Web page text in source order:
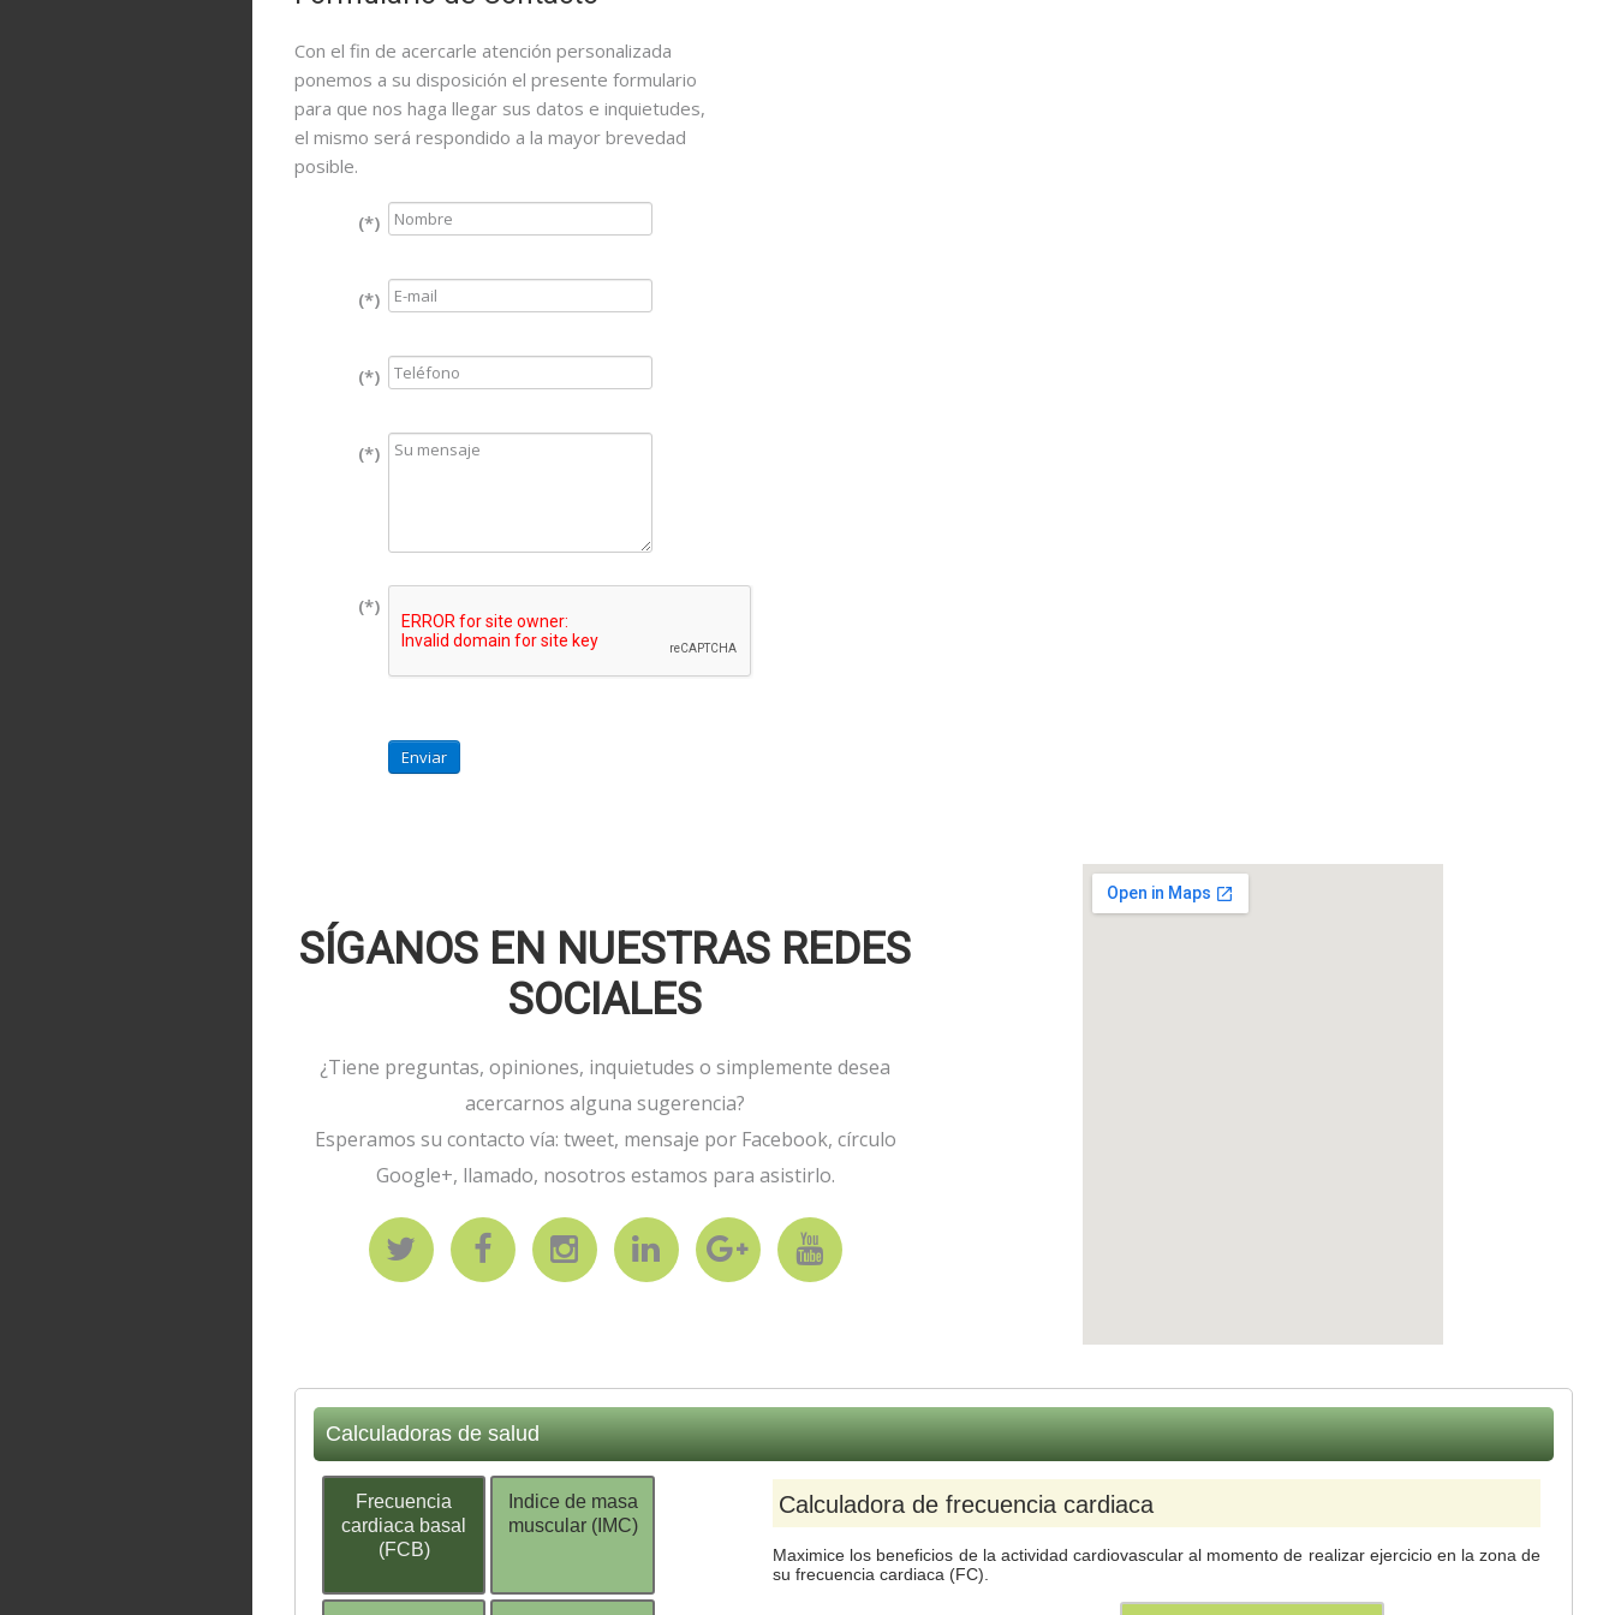
Con el fin de acercarle atención personalizada
ponemos a su disposición el presente formulario
para que nos haga llegar sus datos e inquietudes,
el mismo será respondido a la mayor brevedad
posible.
(*)
(*)
(*)
(*)
(*)
Enviar
SÍGANOS EN NUESTRAS REDES
SOCIALES
¿Tiene preguntas, opiniones, inquietudes o simplemente desea
acercarnos alguna sugerencia?
Esperamos su contacto vía: tweet, mensaje por Facebook, círculo
Google+, llamado, nosotros estamos para asistirlo.
Calculadoras de salud
Frecuencia
cardiaca basal
(FCB)
Indice de masa
muscular (IMC)
Calculadora de frecuencia cardiaca
Maximice los beneficios de la actividad cardiovascular al momento de realizar ejercicio en la zona de
su frecuencia cardiaca (FC).